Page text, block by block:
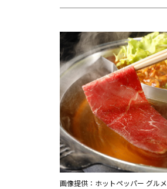
画像提供：ホットペッパー グルメ